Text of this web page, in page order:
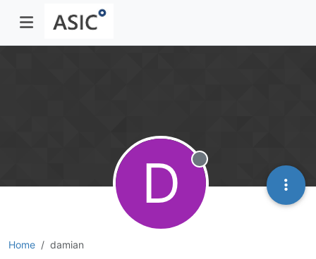
Home damian
D Offline